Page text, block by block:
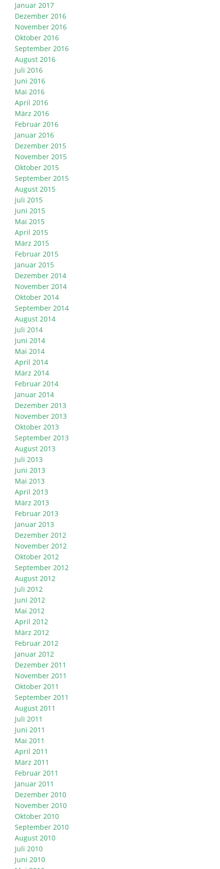
Januar 2017
Dezember 2016
November 2016
Oktober 2016
September 2016
August 2016
Juli 2016
Juni 2016
Mai 2016
April 2016
März 2016
Februar 2016
Januar 2016
Dezember 2015
November 2015
Oktober 2015
September 2015
August 2015
Juli 2015
Juni 2015
Mai 2015
April 2015
März 2015
Februar 2015
Januar 2015
Dezember 2014
November 2014
Oktober 2014
September 2014
August 2014
Juli 2014
Juni 2014
Mai 2014
April 2014
März 2014
Februar 2014
Januar 2014
Dezember 2013
November 2013
Oktober 2013
September 2013
August 2013
Juli 2013
Juni 2013
Mai 2013
April 2013
März 2013
Februar 2013
Januar 2013
Dezember 2012
November 2012
Oktober 2012
September 2012
August 2012
Juli 2012
Juni 2012
Mai 2012
April 2012
März 2012
Februar 2012
Januar 2012
Dezember 2011
November 2011
Oktober 2011
September 2011
August 2011
Juli 2011
Juni 2011
Mai 2011
April 2011
März 2011
Februar 2011
Januar 2011
Dezember 2010
November 2010
Oktober 2010
September 2010
August 2010
Juli 2010
Juni 2010